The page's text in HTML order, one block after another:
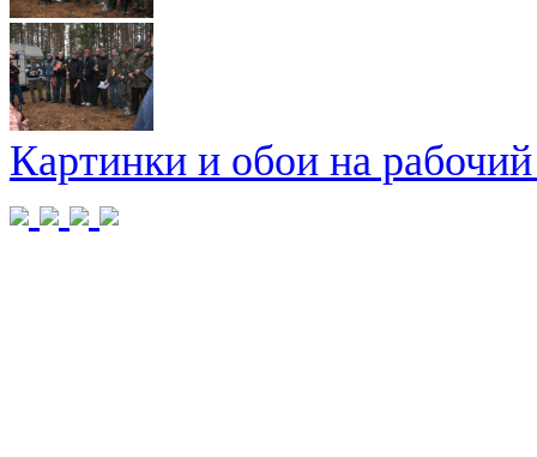
Картинки и обои на